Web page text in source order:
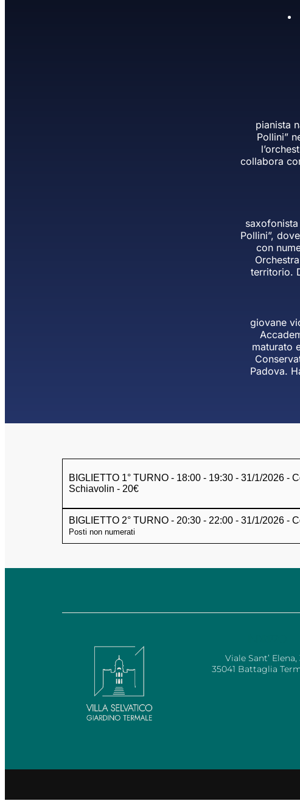
pianista
Pollini”
collabora
Pollini”,
con
territorio.
giovane
maturato
Padova.
BIGLIETTO 1° TURNO - 18:00 - 19:30 - 31/1/2026 -
Schiavolin - 20€
BIGLIETTO 2° TURNO - 20:30 - 22:00 - 31/1/2026 -
Posti non numerati
Viale Sant’ Elena,
35041 Battaglia